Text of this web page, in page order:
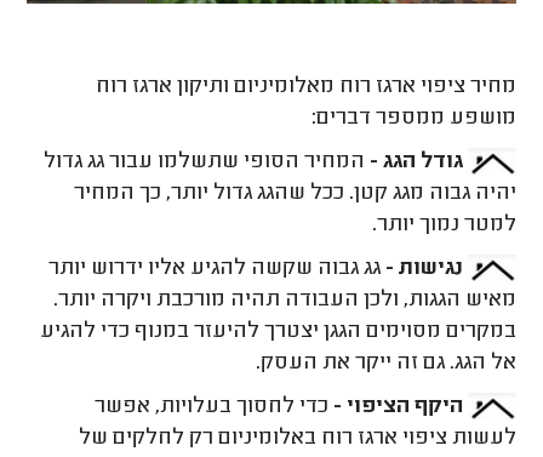
מחיר ציפוי ארגז רוח מאלומיניום ותיקון ארגז רוח
מושפע ממספר דברים:
גודל הגג - המחיר הסופי שתשלמו עבור גג גדול
יהיה גבוה מגג קטן. ככל שהגג גדול יותר, כך המחיר
למטר נמוך יותר.
נגישות -גג גבוה שקשה להגיע אליו ידרוש יותר
מאיש הגגות, ולכן העבודה תהיה מורכבת ויקרה יותר.
במקרים מסוימים הגגן יצטרך להיעזר במנוף כדי להגיע
אל הגג. גם זה ייקר את העסק.
היקף הציפוי - כדי לחסוך בעלויות, אפשר
לעשות ציפוי ארגז רוח באלומיניום רק לחלקים של